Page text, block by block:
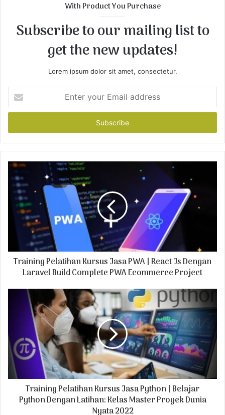
With Product You Purchase
Subscribe to our mailing list to
get the new updates!
Lorem ipsum dolor sit amet, consectetur.
t
r
y
u
Training Pelatihan Kursus Jasa PWA | React Js Dengan
Laravel Build Complete PWA Ecommerce Project
Training Pelatihan Kursus Jasa Python | Belajar
Python Dengan Latihan: Kelas Master Proyek Dunia
Nyata 2022